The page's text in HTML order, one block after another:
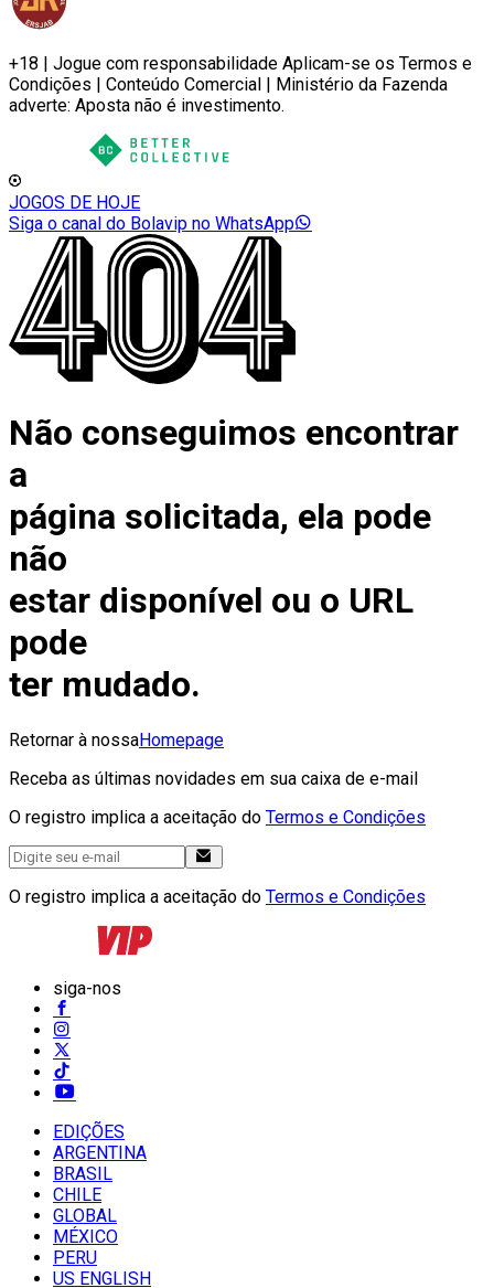
+18 | Jogue com responsabilidade Aplicam-se os Termos e
Condições | Conteúdo Comercial | Ministério da Fazenda
adverte: Aposta não é investimento.
JOGOS DE HOJE
Siga o canal do Bolavip no WhatsApp
Não conseguimos encontrar
a
página solicitada, ela pode
não
estar disponível ou o URL
pode
ter mudado.
Retornar à nossaHomepage
Receba as últimas novidades em sua caixa de e-mail
O registro implica a aceitação do Termos e Condições
O registro implica a aceitação do Termos e Condições
siga-nos
EDIÇÕES
ARGENTINA
BRASIL
CHILE
GLOBAL
MÉXICO
PERU
US ENGLISH